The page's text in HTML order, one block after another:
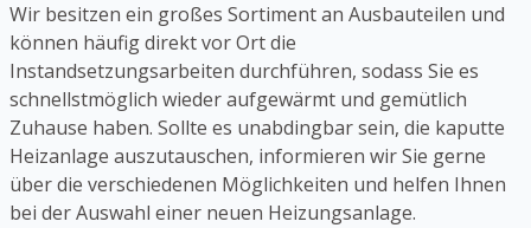
Wir besitzen ein großes Sortiment an Ausbauteilen und
können häufig direkt vor Ort die
Instandsetzungsarbeiten durchführen, sodass Sie es
schnellstmöglich wieder aufgewärmt und gemütlich
Zuhause haben. Sollte es unabdingbar sein, die kaputte
Heizanlage auszutauschen, informieren wir Sie gerne
über die verschiedenen Möglichkeiten und helfen Ihnen
bei der Auswahl einer neuen Heizungsanlage.